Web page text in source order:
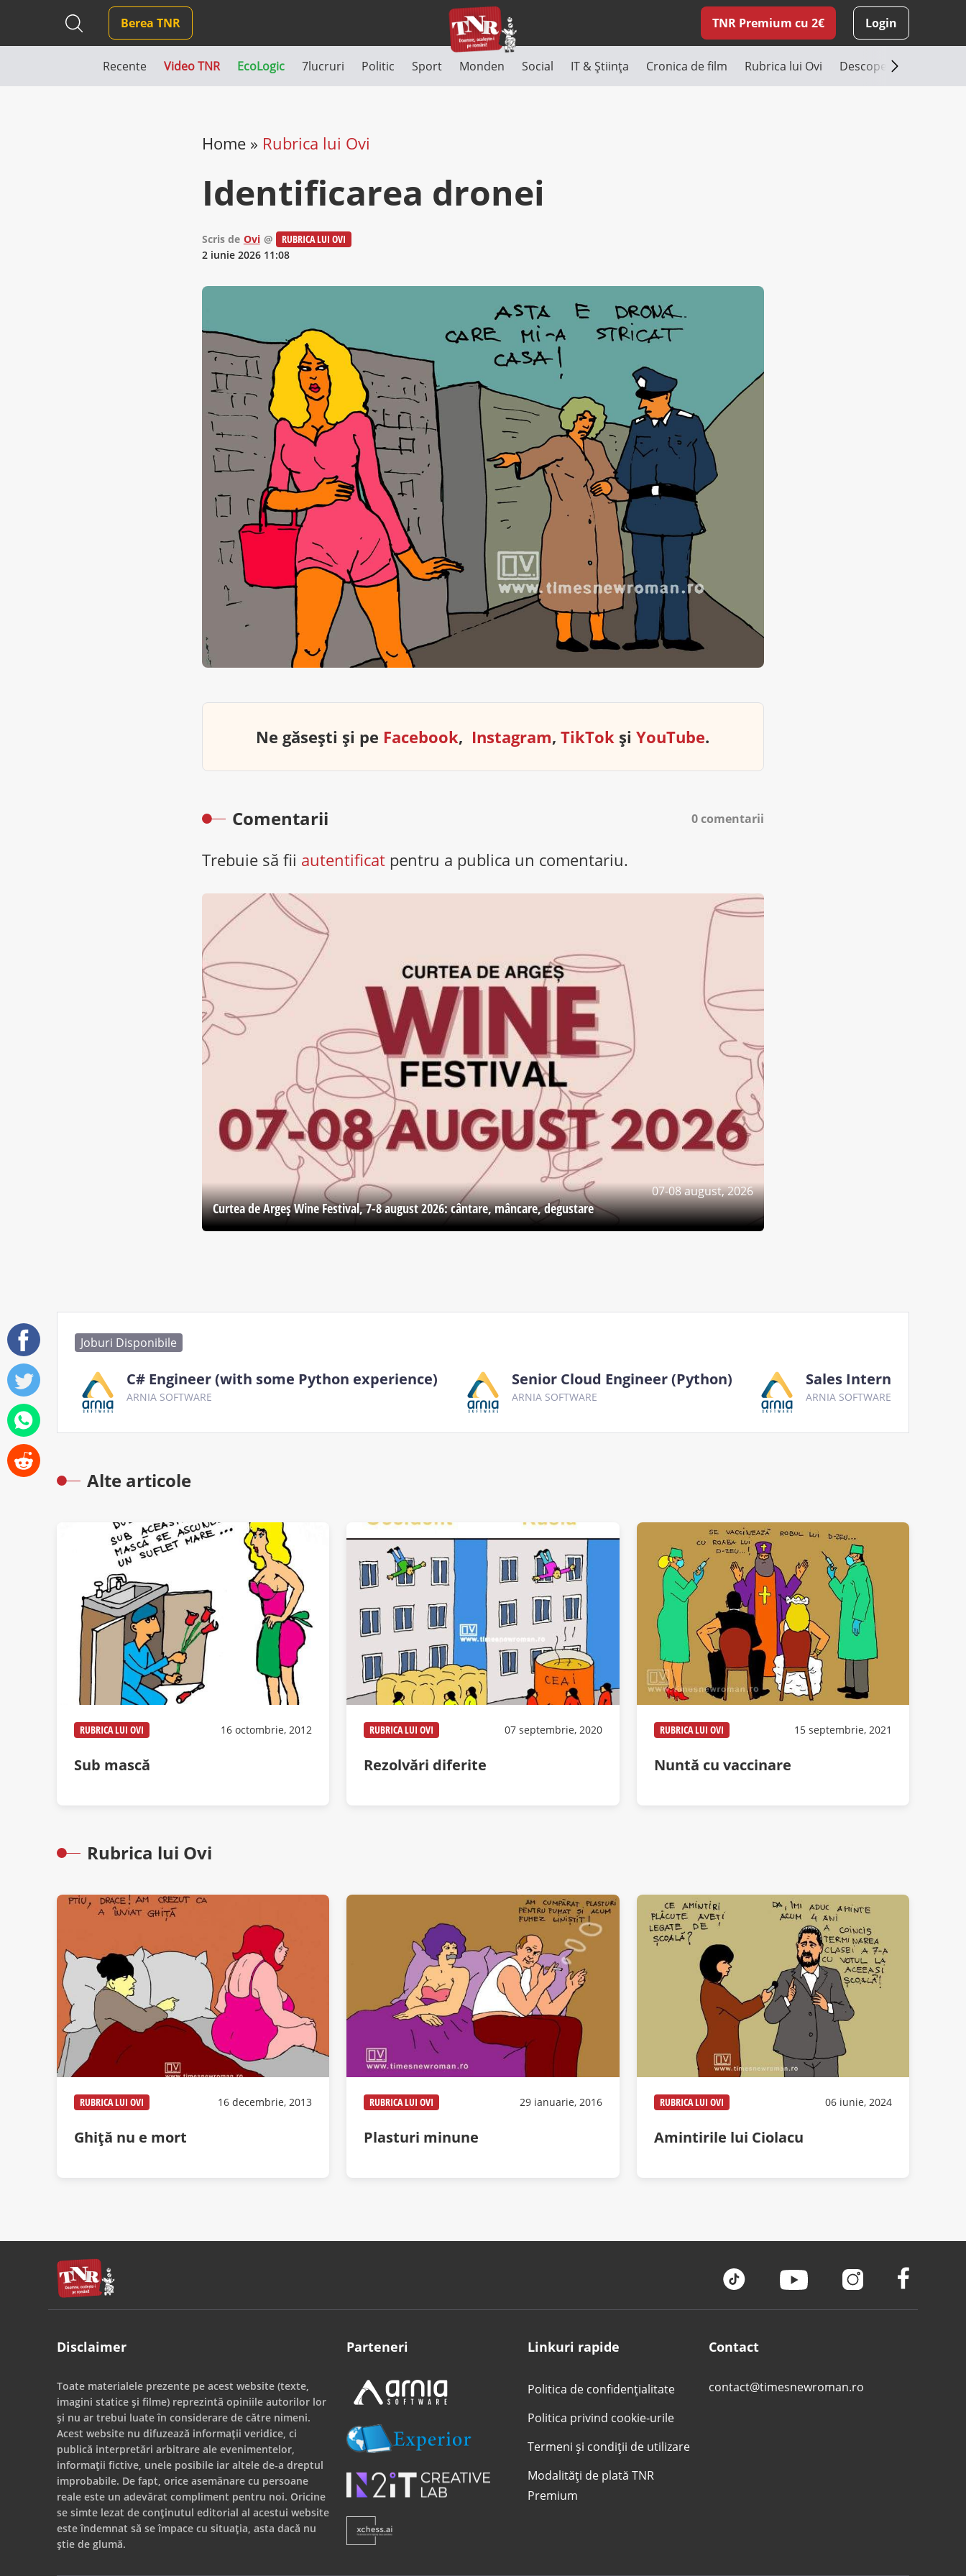
Berea TNR TNR Premium cu 2€ Login
Recente Video TNR EcoLogic 7lucruri Politic Sport Monden Social IT & Știința Cronica de film Rubrica lui Ovi Descoperă România
Home» Rubrica lui Ovi
Identificarea dronei
Scris de Ovi @
RUBRICA LUI OVI
2 iunie 2026 11:08
Ne găsești și pe Facebook, Instagram,TikTok șiYouTube.
Comentarii 0 comentarii
Trebuie să fii autentificatpentru a publica un comentariu.
07-08 august, 2026
Curtea de Argeş Wine Festival, 7-8 august 2026: cântare, mâncare, degustare
Joburi Disponibile
C# Engineer (with some Python experience)
ARNIA SOFTWARE
Senior Cloud Engineer (Python)
ARNIA SOFTWARE
Sales Intern
ARNIA SOFTWARE
Alte articole
RUBRICA LUI OVI 16 octombrie, 2012
Sub mască
RUBRICA LUI OVI 07 septembrie, 2020
Rezolvări diferite
RUBRICA LUI OVI 15 septembrie, 2021
Nuntă cu vaccinare
Rubrica lui Ovi
RUBRICA LUI OVI 16 decembrie, 2013
Ghiţă nu e mort
RUBRICA LUI OVI 29 ianuarie, 2016
Plasturi minune
RUBRICA LUI OVI 06 iunie, 2024
Amintirile lui Ciolacu
Disclaimer
Toate materialele prezente pe acest website (texte,
imagini statice și filme) reprezintă opiniile autorilor lor
și nu ar trebui luate în considerare de către nimeni.
Acest website nu difuzează informații veridice, ci
publică interpretări arbitrare ale evenimentelor,
informații fictive, unele posibile iar altele de-a dreptul
improbabile. De fapt, orice asemănare cu persoane
reale este un adevărat compliment pentru noi. Oricine
se simte lezat de conținutul editorial al acestui website
este îndemnat să se împace cu situația, asta dacă nu
știe de glumă.
Parteneri Linkuri rapide
Politica de confidențialitate
Politica privind cookie-urile
Termeni și condiții de utilizare
Modalități de plată TNR
Premium
Contact
contact@timesnewroman.ro